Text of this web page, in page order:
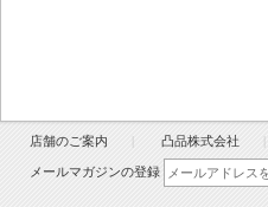
店舗のご案内 凸品株式会社
メールマガジンの登録